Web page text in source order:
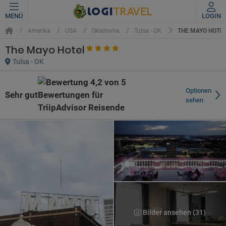
MENÜ LOGIN
Amerika USA Oklahoma Tulsa - OK THE MAYO
The Mayo Hotel
Tulsa - OK
Sehr gut
Optionen
sehen
Bilder ansehen (31)